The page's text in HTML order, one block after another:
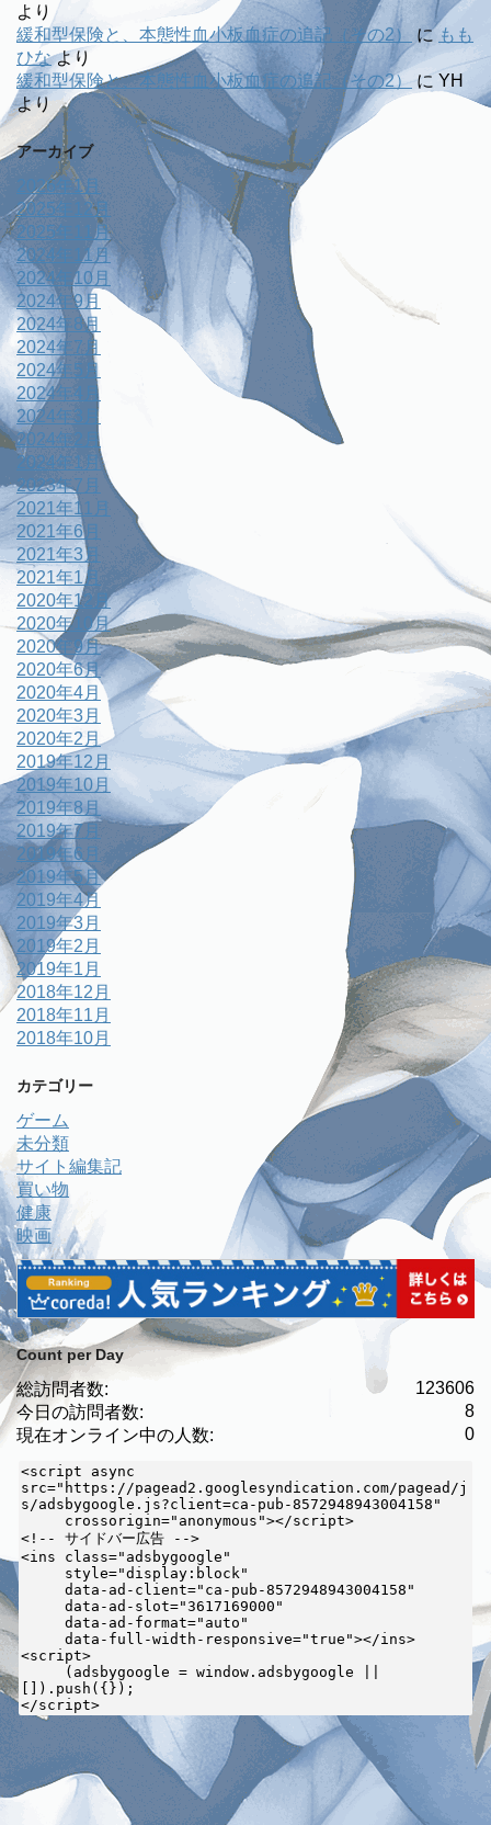
より
緩和型保険と、本態性血小板血症の追記（その2）
に もも
ひなより
緩和型保険と、本態性血小板血症の追記（その2）
に YH
より
アーカイブ
2026年1月
2025年12月
2025年11月
2024年11月
2024年10月
2024年9月
2024年8月
2024年7月
2024年5月
2024年4月
2024年3月
2024年2月
2024年1月
2023年7月
2021年11月
2021年6月
2021年3月
2021年1月
2020年12月
2020年10月
2020年9月
2020年6月
2020年4月
2020年3月
2020年2月
2019年12月
2019年10月
2019年8月
2019年7月
2019年6月
2019年5月
2019年4月
2019年3月
2019年2月
2019年1月
2018年12月
2018年11月
2018年10月
カテゴリー
ゲーム
未分類
サイト編集記
買い物
健康
映画
Count per Day
123606
総訪問者数:
8
今日の訪問者数:
0
現在オンライン中の人数:
<script async
src="https://pagead2.googlesyndication.com/pagead/j
s/adsbygoogle.js?client=ca-pub-8572948943004158"
<!-- サイドバー広告 -->
<ins class="adsbygoogle"
<script>
[]).push({});
</script>